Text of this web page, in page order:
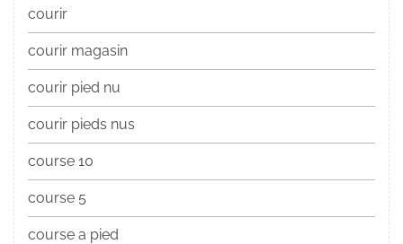
courir
courir magasin
courir pied nu
courir pieds nus
course 10
course 5
course a pied